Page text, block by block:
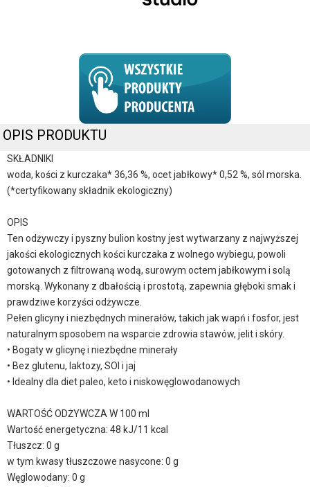
OPIS PRODUKTU
SKŁADNIKI
woda, kości z kurczaka* 36,36 %, ocet jabłkowy* 0,52 %, sól morska.
(*certyfikowany składnik ekologiczny)
OPIS
Ten odżywczy i pyszny bulion kostny jest wytwarzany z najwyższej
jakości ekologicznych kości kurczaka z wolnego wybiegu, powoli
gotowanych z filtrowaną wodą, surowym octem jabłkowym i solą
morską. Wykonany z dbałością i prostotą, zapewnia głęboki smak i
prawdziwe korzyści odżywcze.
Pełen glicyny i niezbędnych minerałów, takich jak wapń i fosfor, jest
naturalnym sposobem na wsparcie zdrowia stawów, jelit i skóry.
• Bogaty w glicynę i niezbędne minerały
• Bez glutenu, laktozy, SOI i jaj
• Idealny dla diet paleo, keto i niskowęglowodanowych
WARTOŚĆ ODŻYWCZA W 100 ml
Wartość energetyczna: 48 kJ/11 kcal
Tłuszcz: 0 g
w tym kwasy tłuszczowe nasycone: 0 g
Węglowodany: 0 g